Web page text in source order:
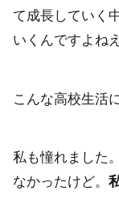
て成長していく
いくんですよね
こんな高校生活
私も憧れました
なかったけど。